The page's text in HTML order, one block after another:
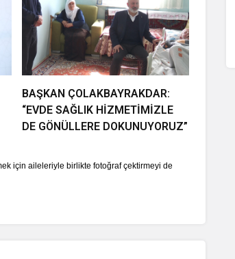
BAŞKAN ÇOLAKBAYRAKDAR:
“EVDE SAĞLIK HİZMETİMİZLE
DE GÖNÜLLERE DOKUNUYORUZ”
için aileleriyle birlikte fotoğraf çektirmeyi de